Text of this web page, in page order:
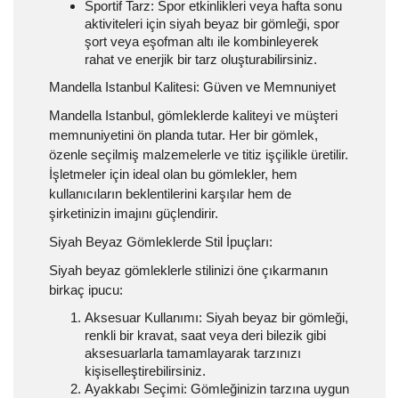
Sportif Tarz: Spor etkinlikleri veya hafta sonu
aktiviteleri için siyah beyaz bir gömleği, spor
şort veya eşofman altı ile kombinleyerek
rahat ve enerjik bir tarz oluşturabilirsiniz.
Mandella Istanbul Kalitesi: Güven ve Memnuniyet
Mandella Istanbul, gömleklerde kaliteyi ve müşteri
memnuniyetini ön planda tutar. Her bir gömlek,
özenle seçilmiş malzemelerle ve titiz işçilikle üretilir.
İşletmeler için ideal olan bu gömlekler, hem
kullanıcıların beklentilerini karşılar hem de
şirketinizin imajını güçlendirir.
Siyah Beyaz Gömleklerde Stil İpuçları:
Siyah beyaz gömleklerle stilinizi öne çıkarmanın
birkaç ipucu:
Aksesuar Kullanımı: Siyah beyaz bir gömleği,
renkli bir kravat, saat veya deri bilezik gibi
aksesuarlarla tamamlayarak tarzınızı
kişiselleştirebilirsiniz.
Ayakkabı Seçimi: Gömleğinizin tarzına uygun